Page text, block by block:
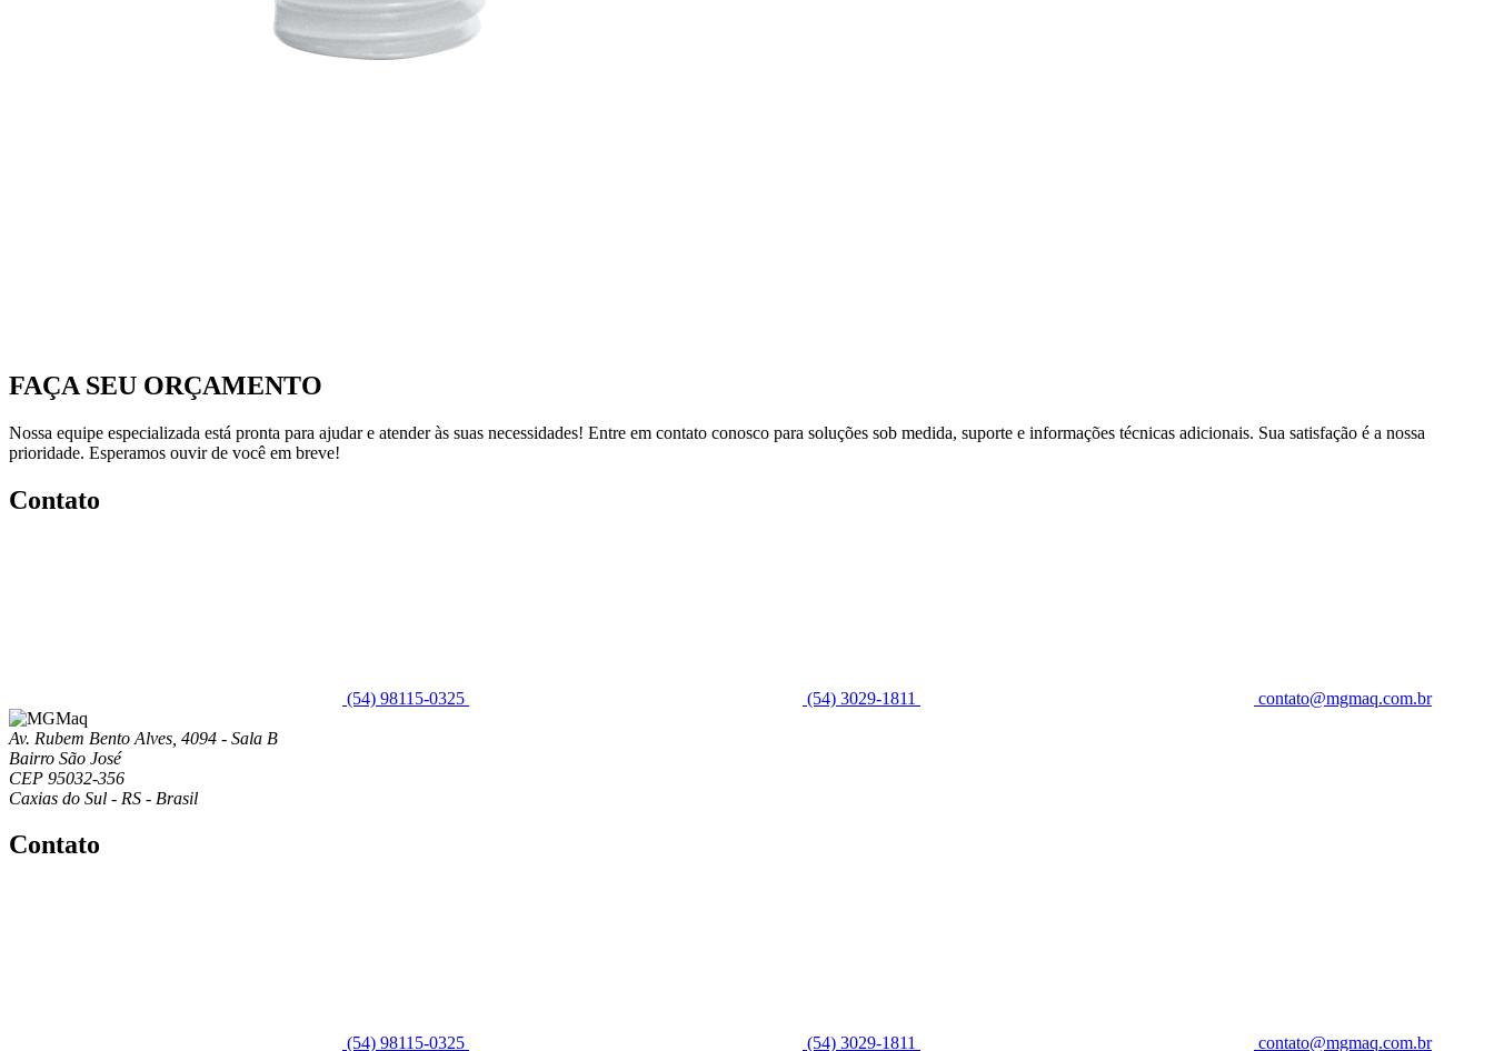
FAÇA SEU ORÇAMENTO
Nossa equipe especializada está pronta para ajudar e atender às suas necessidades! Entre em contato conosco para soluções sob medida, suporte e informações técnicas adicionais. Sua satisfação é a nossa
prioridade. Esperamos ouvir de você em breve!
Contato
(54) 98115-0325 (54) 3029-1811 contato@mgmaq.com.br
Av. Rubem Bento Alves, 4094 - Sala B
Bairro São José
CEP 95032-356
Caxias do Sul - RS - Brasil
Contato
(54) 98115-0325 (54) 3029-1811 contato@mgmaq.com.br